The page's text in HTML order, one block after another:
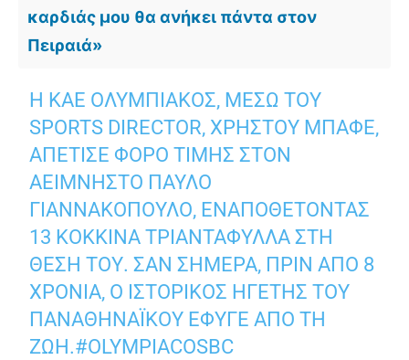
καρδιάς μου θα ανήκει πάντα στον
Πειραιά»
Η ΚΑΕ ΟΛΥΜΠΙΑΚΌΣ, ΜΈΣΩ ΤΟΥ
SPORTS DIRECTOR, ΧΡΉΣΤΟΥ ΜΠΑΦΈ,
ΑΠΈΤΙΣΕ ΦΌΡΟ ΤΙΜΉΣ ΣΤΟΝ
ΑΕΊΜΝΗΣΤΟ ΠΑΎΛΟ
ΓΙΑΝΝΑΚΌΠΟΥΛΟ, ΕΝΑΠΟΘΈΤΟΝΤΑΣ
13 ΚΌΚΚΙΝΑ ΤΡΙΑΝΤΆΦΥΛΛΑ ΣΤΗ
ΘΈΣΗ ΤΟΥ. ΣΑΝ ΣΉΜΕΡΑ, ΠΡΙΝ ΑΠΌ 8
ΧΡΌΝΙΑ, Ο ΙΣΤΟΡΙΚΌΣ ΗΓΈΤΗΣ ΤΟΥ
ΠΑΝΑΘΗΝΑΪΚΟΎ ΈΦΥΓΕ ΑΠΌ ΤΗ
ΖΩΉ.#OLYMPIACOSBC